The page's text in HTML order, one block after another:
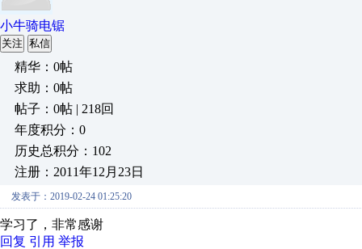
小牛骑电锯
关注 私信
精华：0帖
求助：0帖
帖子：0帖 | 218回
年度积分：0
历史总积分：102
注册：2011年12月23日
发表于：2019-02-24 01:25:20
学习了，非常感谢
回复 引用 举报